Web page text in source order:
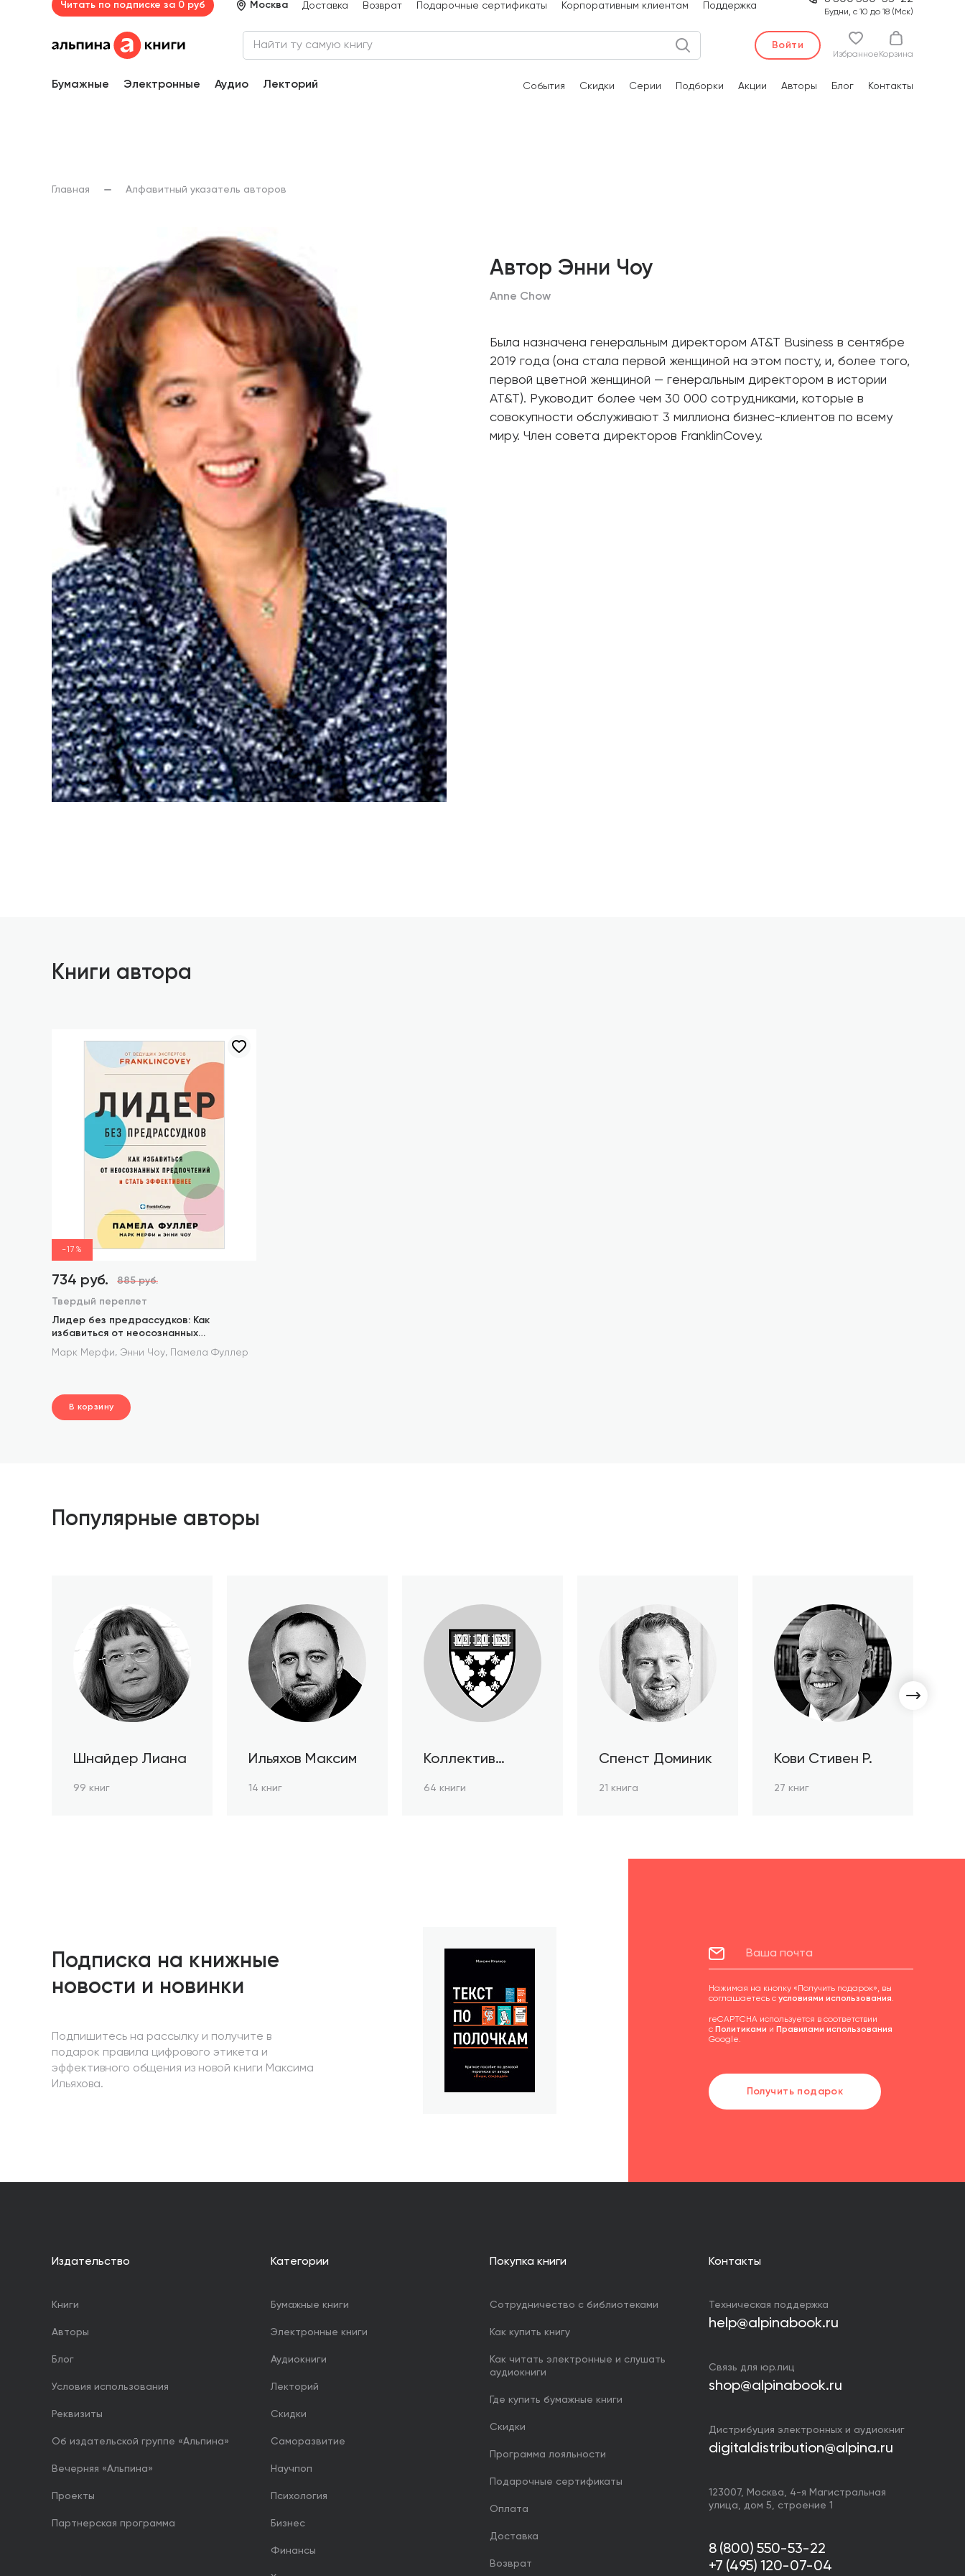
Читать по подписке за 0 руб Москва Доставка Возврат Подарочные сертификаты Корпоративным клиентам Поддержка
Будни, с 10 до 18 (Мск)
Войти
Избранное Корзина
Бумажные Электронные Аудио Лекторий События Скидки Серии Подборки Акции Авторы Блог Контакты
Главная Алфавитный указатель авторов
Автор Энни Чоу
Anne Chow
Была назначена генеральным директором AT&T Business в сентябре
2019 года (она стала первой женщиной на этом посту, и, более того,
первой цветной женщиной — генеральным директором в истории
AT&T). Руководит более чем 30 000 сотрудниками, которые в
совокупности обслуживают 3 миллиона бизнес-клиентов по всему
миру. Член совета директоров FranklinCovey.
Книги автора
-17%
734 руб. 885 руб.
Твердый переплет
Лидер без предрассудков: Как
избавиться от неосознанных
предпочтений и стать эффективнее
Марк Мерфи, Энни Чоу, Памела Фуллер
В корзину
Популярные авторы
Шнайдер Лиана
99 книг
Ильяхов Максим
14 книг
Коллектив
64 книги
Спенст Доминик
21 книга
Кови Стивен Р.
27 книг
Подписка на книжные
новости и новинки
Подпишитесь на рассылку и получите в
подарок правила цифрового этикета и
эффективного общения из новой книги Максима
Ильяхова.
Нажимая на кнопку «Получить подарок», вы
соглашаетесь с условиями использования.
reCAPTCHA используется в соответствии
с Политиками и Правилами использования
Google.
Получить подарок
Издательство
Книги
Авторы
Блог
Условия использования
Реквизиты
Об издательской группе «Альпина»
Вечерняя «Альпина»
Проекты
Партнерская программа
Категории
Бумажные книги
Электронные книги
Аудиокниги
Лекторий
Скидки
Саморазвитие
Научпоп
Психология
Бизнес
Финансы
Покупка книги
Сотрудничество с библиотеками
Как купить книгу
Как читать электронные и слушать
аудиокниги
Где купить бумажные книги
Скидки
Программа лояльности
Подарочные сертификаты
Оплата
Доставка
Возврат
Контакты
Техническая поддержка
help@alpinabook.ru
Связь для юр.лиц
shop@alpinabook.ru
Дистрибуция электронных и аудиокниг
digitaldistribution@alpina.ru
123007, Москва, 4-я Магистральная
улица, дом 5, строение 1
8 (800) 550-53-22
+7 (495) 120-07-04